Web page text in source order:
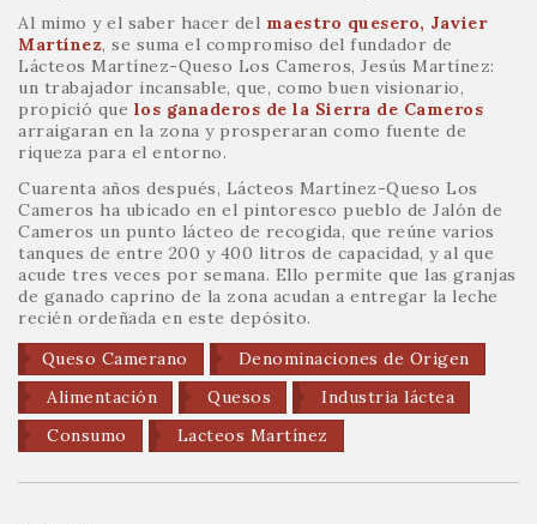
Al mimo y el saber hacer del maestro quesero, Javier
Martínez, se suma el compromiso del fundador de
Lácteos Martínez-Queso Los Cameros, Jesús Martínez:
un trabajador incansable, que, como buen visionario,
propició que los ganaderos de la Sierra de Cameros
arraigaran en la zona y prosperaran como fuente de
riqueza para el entorno.
Cuarenta años después, Lácteos Martínez-Queso Los
Cameros ha ubicado en el pintoresco pueblo de Jalón de
Cameros un punto lácteo de recogida, que reúne varios
tanques de entre 200 y 400 litros de capacidad, y al que
acude tres veces por semana. Ello permite que las granjas
de ganado caprino de la zona acudan a entregar la leche
recién ordeñada en este depósito.
Queso Camerano
Denominaciones de Origen
Alimentación
Quesos
Industria láctea
Consumo
Lacteos Martínez